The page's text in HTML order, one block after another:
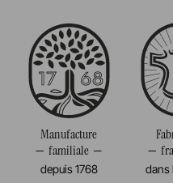
Passe au micro-onde
Résiste au congélateur et
(-20°c)
Pas de cuisson à la
Diamètre
Poids
Manufacture
familiale
depuis 1768 dans